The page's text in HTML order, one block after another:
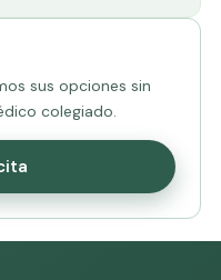
sus opciones sin
colegiado.